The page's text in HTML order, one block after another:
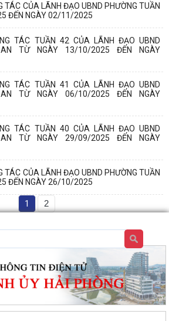
TÁC CỦA LÃNH ĐẠO UBND PHƯỜNG TUẦN
ĐẾN NGÀY 02/11/2025
TÁC TUẦN 42 CỦA LÃNH ĐẠO UBND
AN TỪ NGÀY 13/10/2025 ĐẾN NGÀY
TÁC TUẦN 41 CỦA LÃNH ĐẠO UBND
AN TỪ NGÀY 06/10/2025 ĐẾN NGÀY
TÁC TUẦN 40 CỦA LÃNH ĐẠO UBND
AN TỪ NGÀY 29/09/2025 ĐẾN NGÀY
TÁC CỦA LÃNH ĐẠO UBND PHƯỜNG TUẦN
ĐẾN NGÀY 26/10/2025
1 2